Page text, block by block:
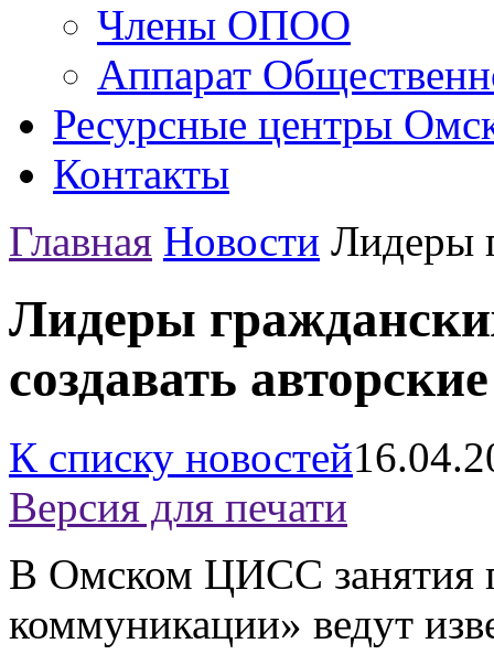
Члены ОПОО
Аппарат
Ресурсные центры
Контакты
Главная Новости Лидеры
Лидеры
создавать
К списку новостей
Версия для печати
В Омском ЦИСС занятия
коммуникации» ведут